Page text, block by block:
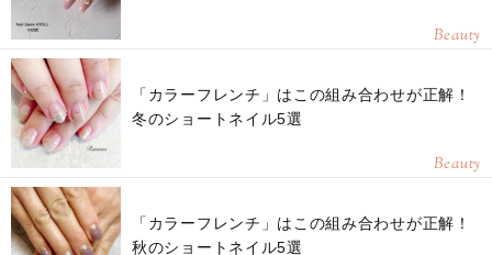
Beauty
「カラーフレンチ」はこの組み合わせが正解！
冬のショートネイル5選
Beauty
「カラーフレンチ」はこの組み合わせが正解！
秋のショートネイル5選